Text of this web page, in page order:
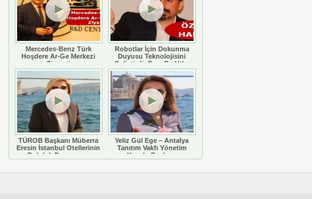
Mercedes-Benz Türk
Hoşdere Ar-Ge Merkezi
Ziyareti
Robotlar İçin Dokunma
Duyusu Teknolojisini
Geliştirdi: Doç. Dr. Utku
Büyükşahin
TÜROB Başkanı Müberra
Eresin İstanbul Otellerinin
Doluluk Durumunu
Yeliz Gül Ege – Antalya
Tanıtım Vakfı Yönetim
Kurulu Başkanı